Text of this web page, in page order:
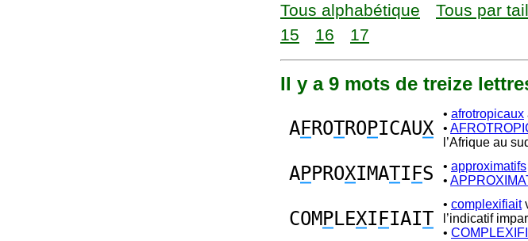
Tous alphabétique Tous par
15
16 17
Il y a 9 mots de treize
AFROTROPICAUX
• afrotropicaux
•
l’Afrique au
APPROXIMATI FS • approximatifs
•
COM PLEXI FIAIT
• complexifiait
l’indicatif
•